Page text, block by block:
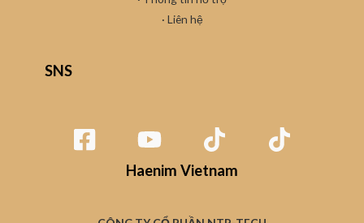
· Liên hệ
SNS
Haenim Vietnam